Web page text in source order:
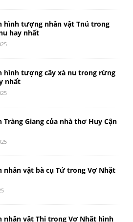
hình tượng nhân vật Tnú trong
hay nhất
hình tượng cây xà nu trong rừng
nhất
Tràng Giang của nhà thơ Huy Cận
nhân vật bà cụ Tứ trong Vợ Nhặt
nhân vật Thị trong Vợ Nhặt hình